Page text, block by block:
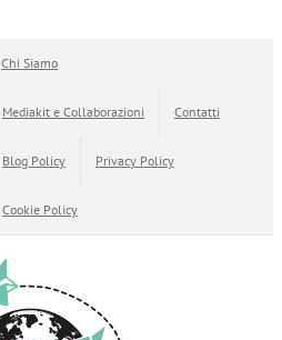
Chi Siamo
Mediakit e Collaborazioni Contatti
Blog Policy Privacy Policy
Cookie Policy